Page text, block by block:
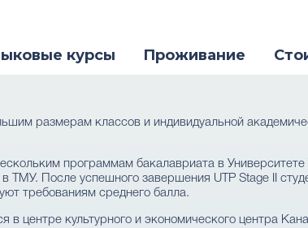
курсы Проживание
размерам классов и индивидуальной
программам бакалавриата в
ТМУ. После успешного завершения UTP Stage II
требованиям среднего балла.
в центре культурного и экономического центра